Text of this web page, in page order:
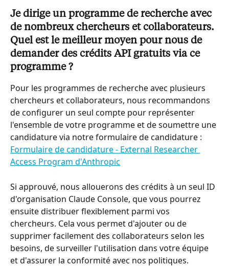
Je dirige un programme de recherche avec
de nombreux chercheurs et collaborateurs.
Quel est le meilleur moyen pour nous de
demander des crédits API gratuits via ce
programme ?
Pour les programmes de recherche avec plusieurs
chercheurs et collaborateurs, nous recommandons
de configurer un seul compte pour représenter
l'ensemble de votre programme et de soumettre une
candidature via notre formulaire de candidature :
Formulaire de candidature - External Researcher
Access Program d'Anthropic
Si approuvé, nous allouerons des crédits à un seul ID
d'organisation Claude Console, que vous pourrez
ensuite distribuer flexiblement parmi vos
chercheurs. Cela vous permet d'ajouter ou de
supprimer facilement des collaborateurs selon les
besoins, de surveiller l'utilisation dans votre équipe
et d'assurer la conformité avec nos politiques.